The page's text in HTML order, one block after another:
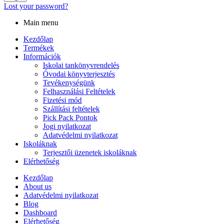
Lost your password?
Main menu
Kezdőlap
Termékek
Információk
Iskolai tankönyvrendelés
Óvodai könyvterjesztés
Tevékenységünk
Felhasználási Feltételek
Fizetési mód
Szállítási feltételek
Pick Pack Pontok
Jogi nyilatkozat
Adatvédelmi nyilatkozat
Iskoláknak
Terjesztői üzenetek iskoláknak
Elérhetőség
Kezdőlap
About us
Adatvédelmi nyilatkozat
Blog
Dashboard
Elérhetőség